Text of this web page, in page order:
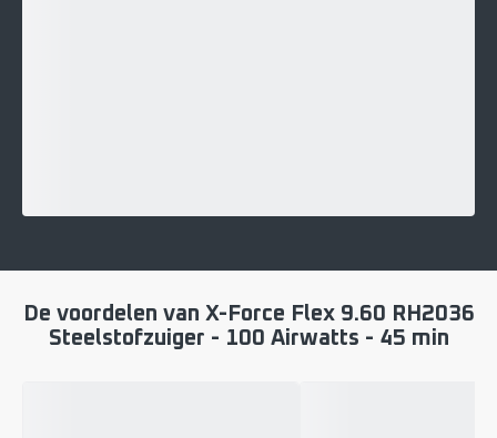
De voordelen van X-Force Flex 9.60 RH2036
Steelstofzuiger - 100 Airwatts - 45 min